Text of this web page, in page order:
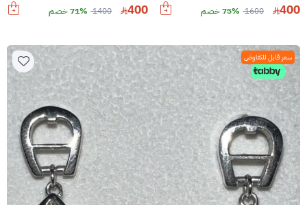
400
1600 75% خصم 400
1400 71% خصم
سعر قابل للتفاوض